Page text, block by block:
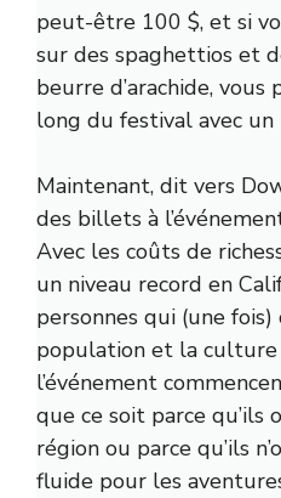
peut-être 100 $, et si
sur des spaghettios et
beurre d’arachide,
long du festival avec
Maintenant, dit vers
des billets à
Avec les coûts de
un niveau record en
personnes qui (une
population et la culture
l’événement
que ce soit parce
région ou parce qu’ils
fluide pour les